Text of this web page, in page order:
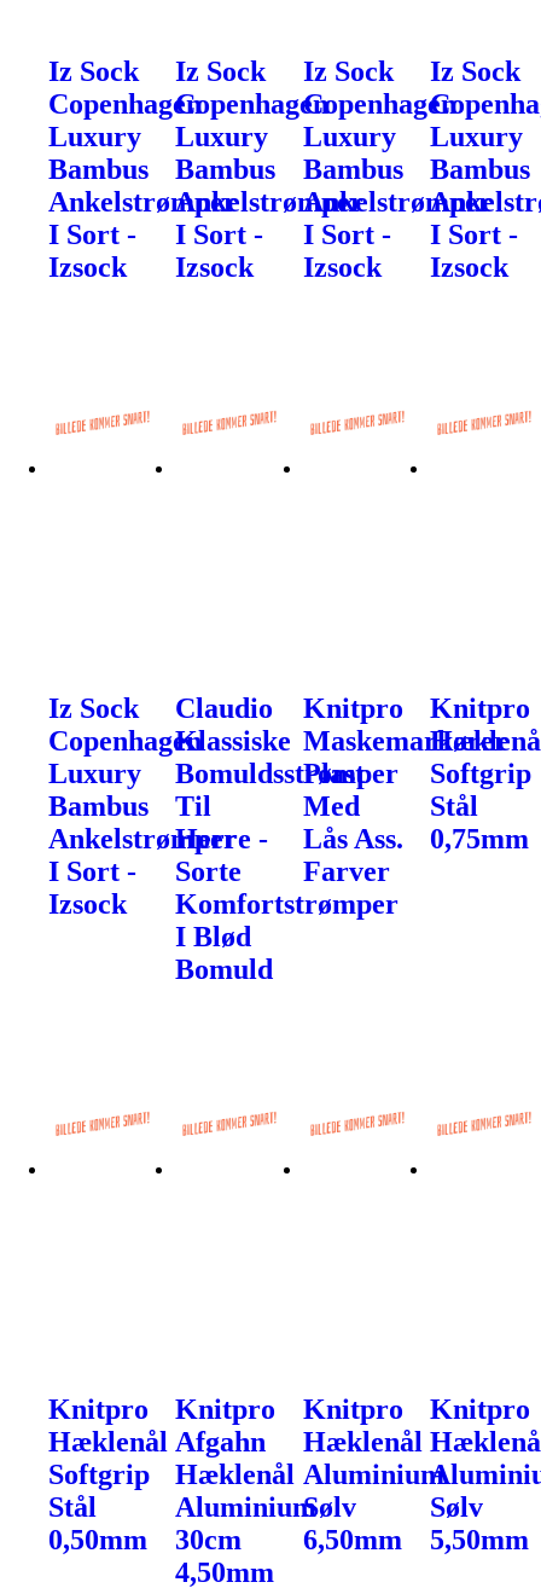
Iz Sock
Copenhagen
Luxury
Bambus
Ankelstrømper
I Sort -
Izsock
Iz Sock
Copenhagen
Luxury
Bambus
Ankelstrømper
I Sort -
Izsock
Iz Sock
Copenhagen
Luxury
Bambus
Ankelstrømper
I Sort -
Izsock
Iz Sock
Luxury
Bambus
I Sort -
Izsock
Iz Sock
Copenhagen
Luxury
Bambus
Ankelstrømper
I Sort -
Izsock
Claudio
Klassiske
Bomuldsstrømper
Til
Herre -
Sorte
Komfortstrømper
I Blød
Bomuld
Knitpro
Maskemarkører
Plast
Med
Lås Ass.
Farver
Knitpro
Softgrip
Stål
0,75mm
Knitpro
Hæklenål
Softgrip
Stål
0,50mm
Knitpro
Afgahn
Hæklenål
Aluminium
30cm
4,50mm
Knitpro
Hæklenål
Aluminium
Sølv
6,50mm
Knitpro
Sølv
5,50mm